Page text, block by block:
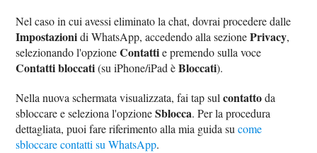
Nel caso in cui avessi eliminato la chat, dovrai procedere dalle
Impostazionidi WhatsApp, accedendo alla sezionePrivacy,
selezionando l'opzioneContattie premendo sulla voce
Contatti bloccati(su iPhone/iPad èBloccati).
Nella nuova schermata visualizzata, fai tap sulcontattoda
sbloccare e seleziona l'opzioneSblocca. Per la procedura
dettagliata, puoi fare riferimento alla mia guida sucome
sbloccare contatti su WhatsApp.